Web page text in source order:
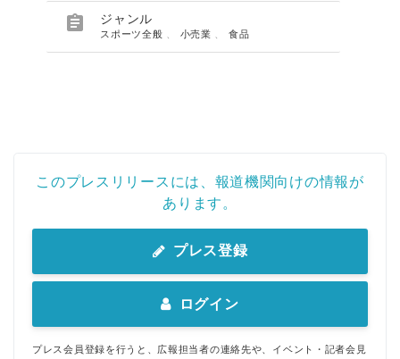
 ジャンル
スポーツ全般 小売業 食品
このプレスリリースには、報道機関向けの情報が
あります。
プレス登録
ログイン
プレス会員登録を行うと、広報担当者の連絡先や、イベント・記者会見